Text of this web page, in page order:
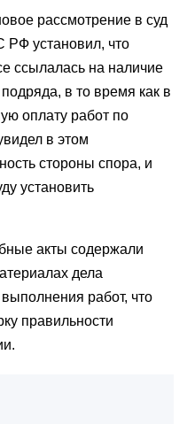
рассмотрение в суд
РФ установил, что
ссылалась на наличие
в то время как в
оплату работ по
в этом
стороны спора, и
установить
акты содержали
дела
выполнения работ, что
правильности